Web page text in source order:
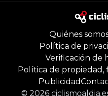
Quiénes
Política de
Verificación de
Política de propiedad,
Publicidad
© 2026